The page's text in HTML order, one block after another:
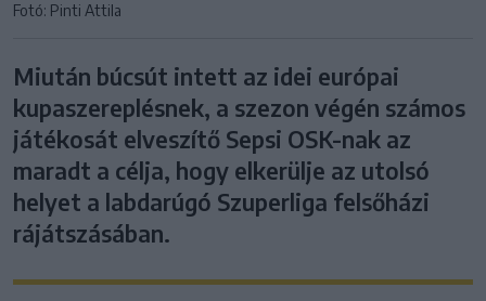
Fotó: Pinti Attila
Miután búcsút intett az idei európai
kupaszereplésnek, a szezon végén számos
játékosát elveszítő Sepsi OSK-nak az
maradt a célja, hogy elkerülje az utolsó
helyet a labdarúgó Szuperliga felsőházi
rájátszásában.